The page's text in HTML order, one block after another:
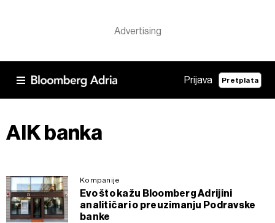
Prijava Pretplata
AIK banka
Kompanije
Evo što kažu Bloomberg Adrijini
analitičari o preuzimanju Podravske
banke